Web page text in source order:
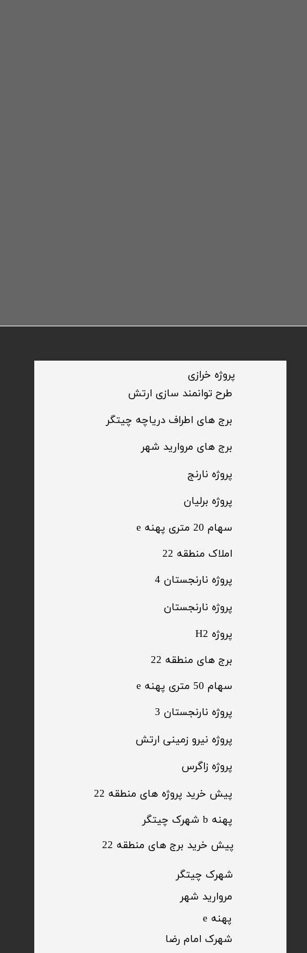
​طرح توانمند سازی ارتش
پیش خرید برج های منطقه 22
سهام 20 متری پهنه e​​​​​​​
​سهام 50 متری پهنه e
پهنه b شهرک چیتگر
​املاک منطقه 22
برج های منطقه 22
پیش خرید پروژه های منطقه 22
​پروژه خرازی
پروژه برلیان
پروژه H2
​پروژه زاگرس
​پروژه نارنج
​پروژه نارنجستان
​پروژه نیرو زمینی ارتش
​برج های اطراف دریاچه چیتگر
​برج های مروارید شهر
پروژه نارنجستان 4
​پروژه نارنجستان 3
​شهرک چیتگر
مروارید شهر​​​​​​​
شهرک امام رضا
پهنه e